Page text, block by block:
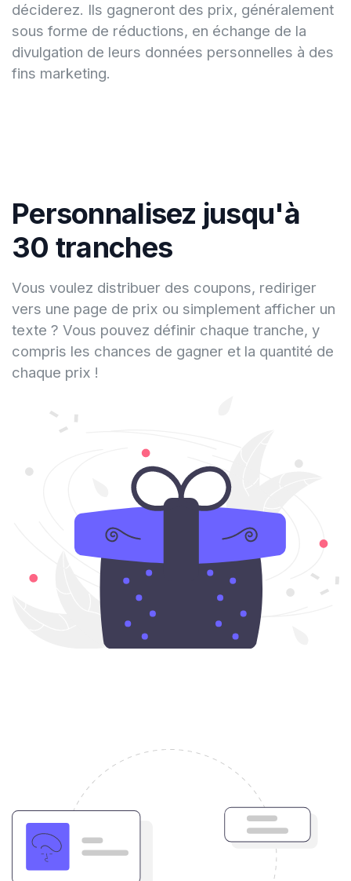
déciderez. Ils gagneront des prix, généralement
sous forme de réductions, en échange de la
divulgation de leurs données personnelles à des
fins marketing.
Personnalisez jusqu'à
30 tranches
Vous voulez distribuer des coupons, rediriger
vers une page de prix ou simplement afficher un
texte ? Vous pouvez définir chaque tranche, y
compris les chances de gagner et la quantité de
chaque prix !